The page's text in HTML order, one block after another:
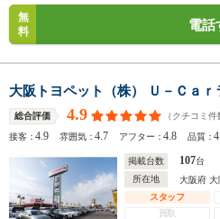
無
料
電話
大阪トヨペット（株） Ｕ－Ｃａ
総合評価 4.9 （クチコミ件
接客：4.9 雰囲気：4.7 アフター：4.8 品質：
掲載台数 107台
所在地
大阪府 大
スタッフ
買取